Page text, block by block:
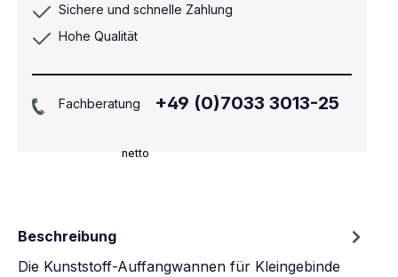
netto
Sichere und schnelle Zahlung
Hohe Qualität
Fachberatung +49 (0)7033 3013-25
Beschreibung
Die Kunststoff-Auffangwannen für Kleingebinde